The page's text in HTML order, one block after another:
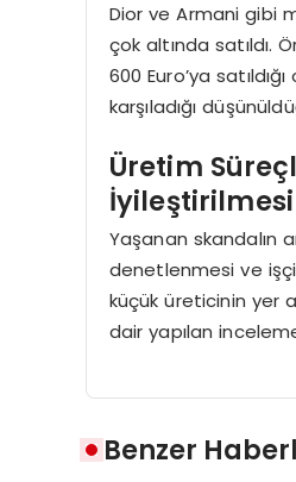
Dior ve Armani gibi
çok altında satıldı.
600 Euro’ya
karşıladığı
Üretim
İyileştirilmesi
Yaşanan skandalın
denetlenmesi ve
küçük üreticinin yer
dair yapılan
Benzer